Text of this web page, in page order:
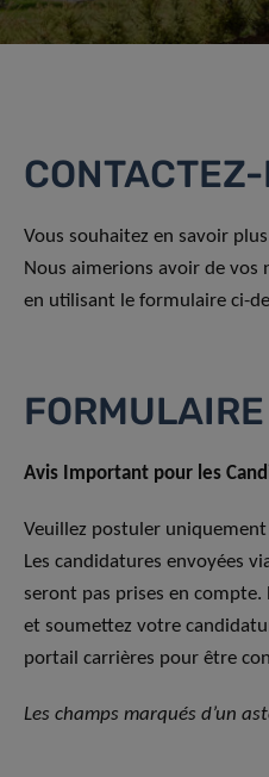
Vous souhaitez en savoir
Nous aimerions avoir de vos
en utilisant le formulaire ci-
Avis Important pour les
Veuillez postuler
Les candidatures envoyées
seront pas prises en compte.
et soumettez votre
portail carrières pour être
Les champs marqués d’un